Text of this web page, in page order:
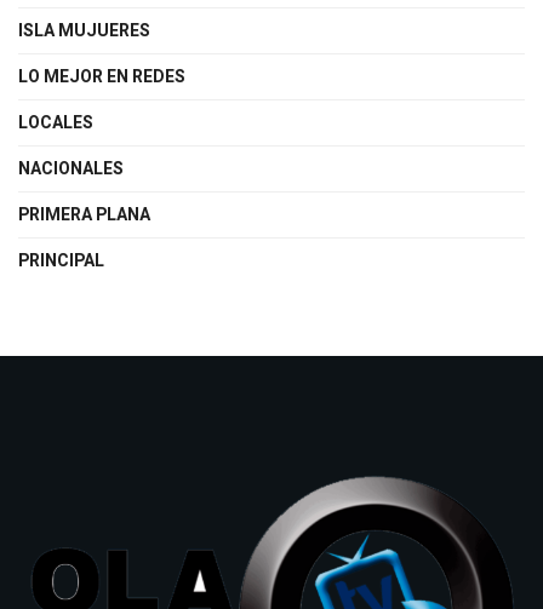
ISLA MUJUERES
LO MEJOR EN REDES
LOCALES
NACIONALES
PRIMERA PLANA
PRINCIPAL